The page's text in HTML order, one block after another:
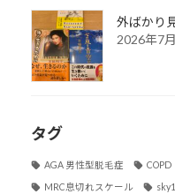
外ばかり
2026年7
タグ
AGA 男性型脱毛症
MRC息切れスケール